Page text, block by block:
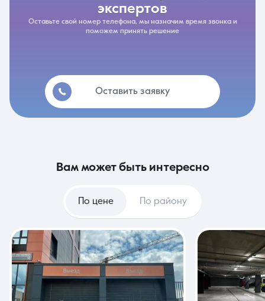
экспертов
Оставьте свой номер телефона, мы назначим время звонка и
поможем принять решение
Оставить заявку
вам может быть интересно
По цене По району